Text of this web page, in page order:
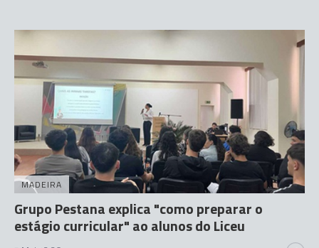
MADEIRA
Grupo Pestana explica "como preparar o
estágio curricular" ao alunos do Liceu